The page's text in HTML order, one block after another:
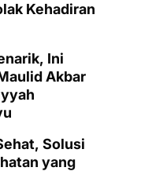
Kehadiran
Ini
Akbar
Solusi
yang